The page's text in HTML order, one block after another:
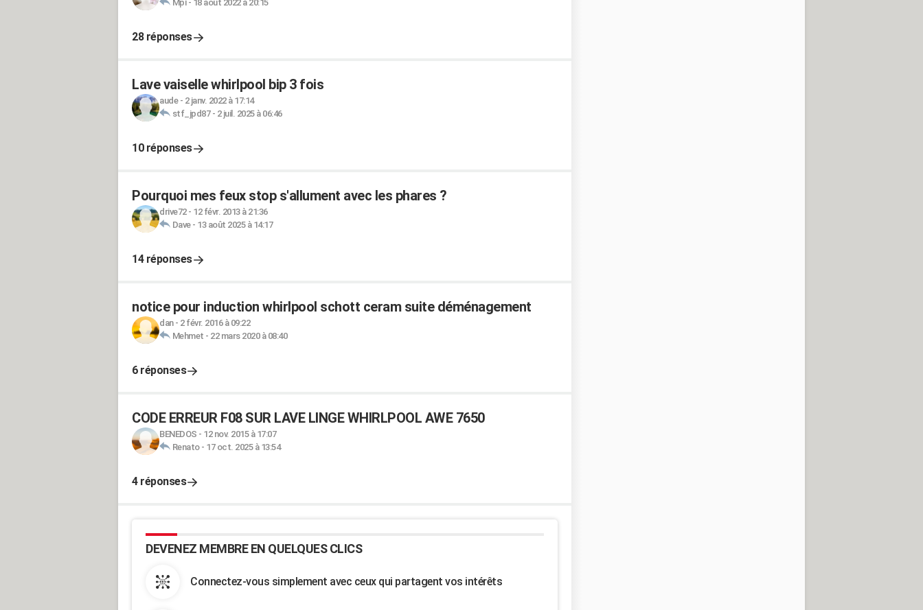
Mpi- 18 août 2022 à 20:15
28 réponses
Lave vaiselle whirlpool bip 3 fois
aude- 2 janv. 2022 à 17:14
stf_jpd87- 2 juil. 2025 à 06:46
10 réponses
Pourquoi mes feux stop s'allument avec les phares ?
drive72- 12 févr. 2013 à 21:36
Dave- 13 août 2025 à 14:17
14 réponses
notice pour induction whirlpool schott ceram suite déménagement
dan- 2 févr. 2016 à 09:22
Mehmet - 22 mars 2020 à 08:40
6 réponses
CODE ERREUR F08 SUR LAVE LINGE WHIRLPOOL AWE 7650
BENEDOS - 12 nov. 2015 à 17:07
Renato- 17 oct. 2025 à 13:54
4 réponses
DEVENEZ MEMBRE EN QUELQUES CLICS
Connectez-vous simplement avec ceux qui partagent vos intérêts